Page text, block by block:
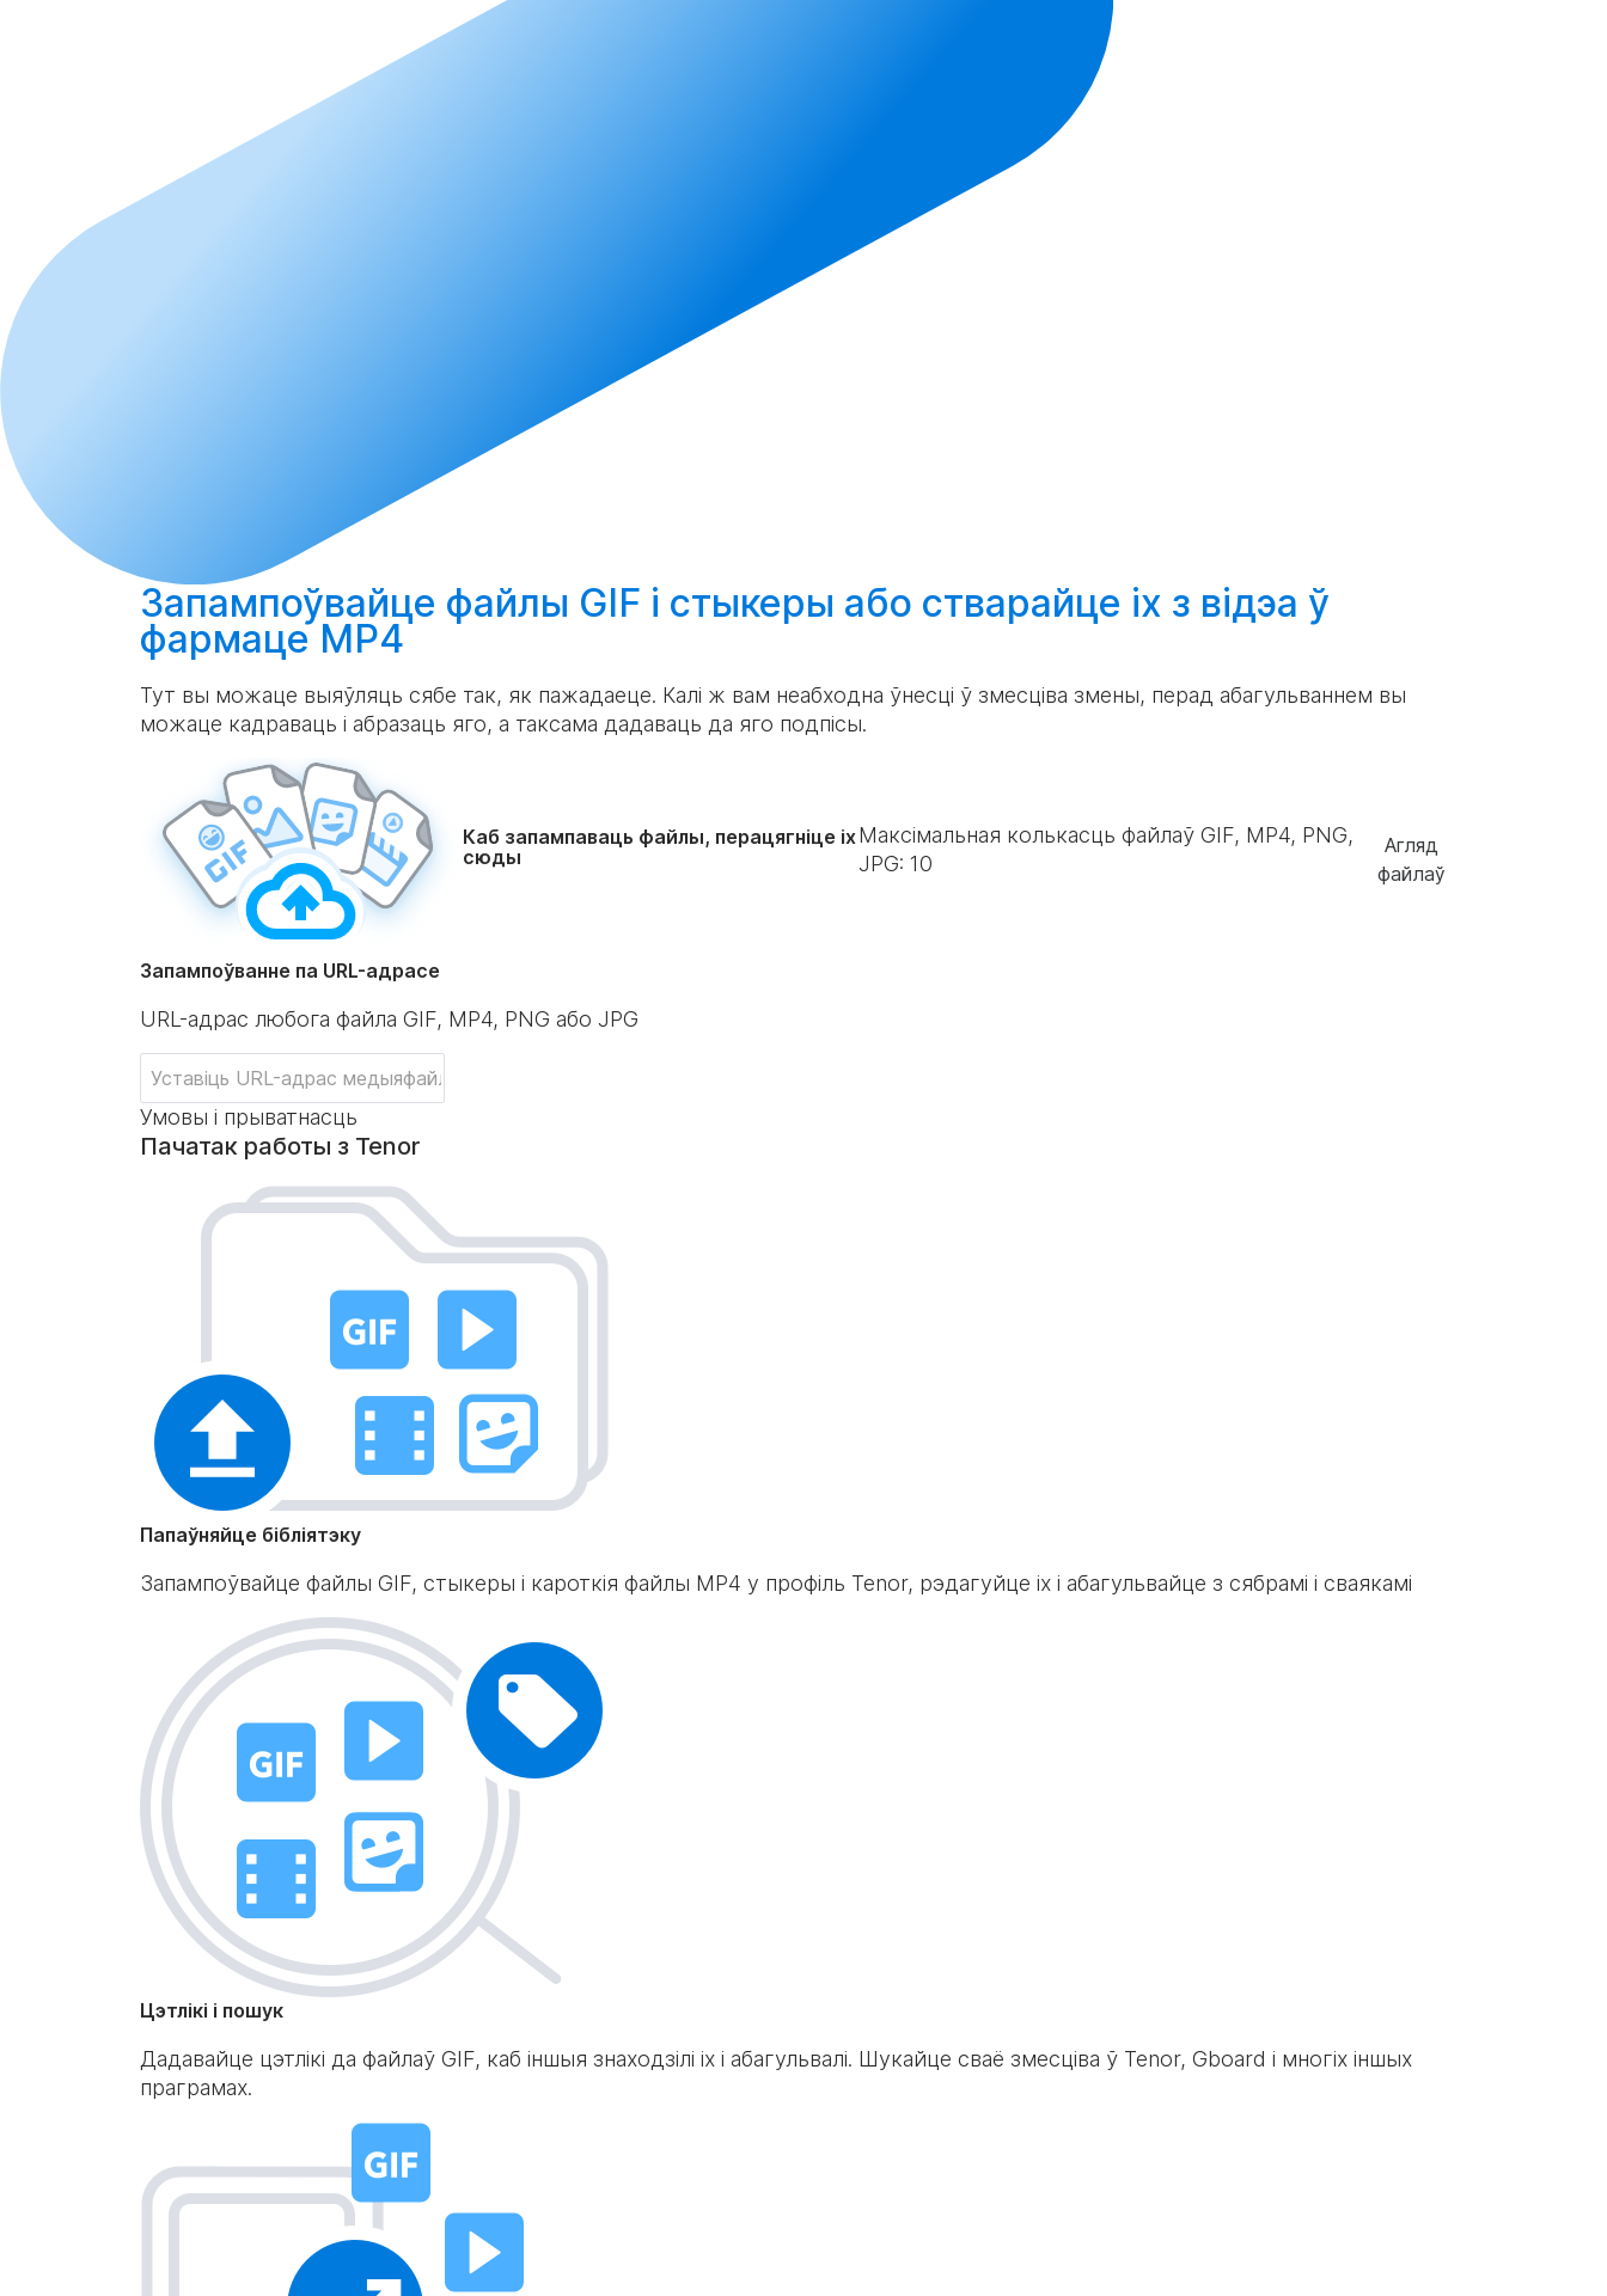
Запампоўвайце файлы GIF і стыкеры або стварайце іх з відэа ў
фармаце MP4
Тут вы можаце выяўляць сябе так, як пажадаеце. Калі ж вам неабходна ўнесці ў змесціва змены, перад абагульваннем вы
можаце кадраваць і абразаць яго, а таксама дадаваць да яго подпісы.
Каб запампаваць файлы, перацягніце іх
сюды
Максімальная колькасць файлаў GIF, MP4, PNG,
JPG: 10
Агляд
файлаў
Запампоўванне па URL-адрасе
URL-адрас любога файла GIF, MP4, PNG або JPG
Умовы і прыватнасць
Пачатак работы з Tenor
Папаўняйце бібліятэку
Запампоўвайце файлы GIF, стыкеры і кароткія файлы MP4 у профіль Tenor, рэдагуйце іх і абагульвайце з сябрамі і сваякамі
Цэтлікі і пошук
Дадавайце цэтлікі да файлаў GIF, каб іншыя знаходзілі іх і абагульвалі. Шукайце сваё змесціва ў Tenor, Gboard і многіх іншых
праграмах.